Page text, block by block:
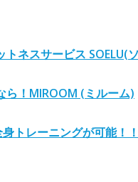
トネスサービス SOELU(
ら！MIROOM (ミルーム)
トレーニングが可能！！